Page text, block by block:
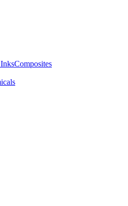
Composites